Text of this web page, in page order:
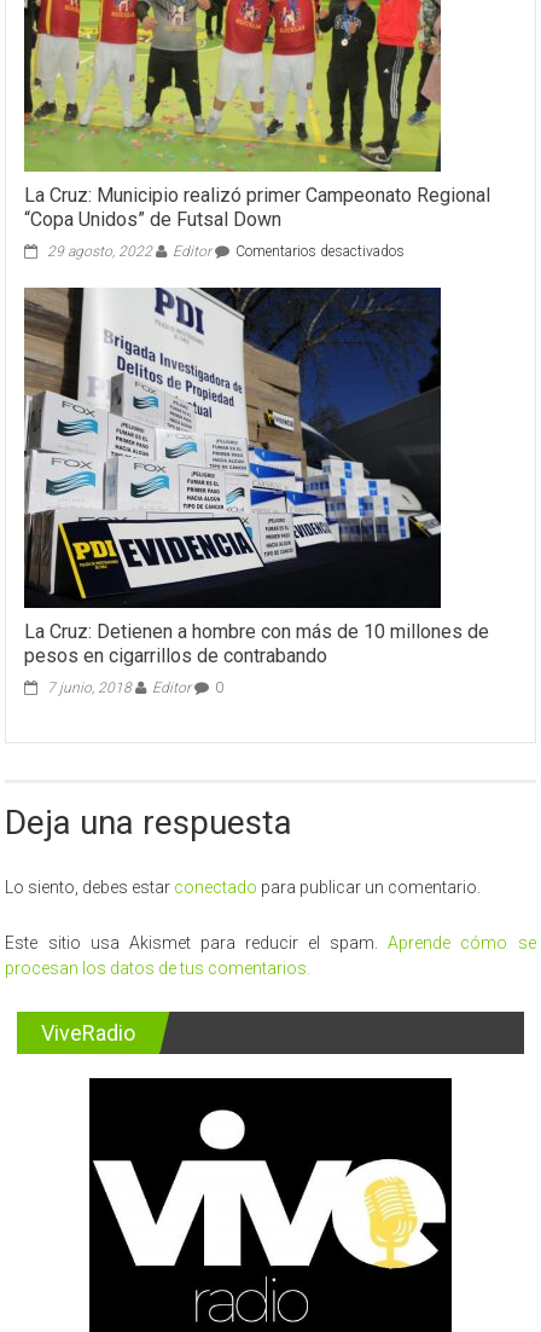
La Cruz: Municipio realizó primer Campeonato Regional
“Copa Unidos” de Futsal Down
29 agosto, 2022 Editor Comentarios desactivados
Municipio
realizó
primer
Campeonato
Regional
Futsal
Down
La Cruz: Detienen a hombre con más de 10 millones de
pesos en cigarrillos de contrabando
7 junio, 2018 Editor 0
Deja una respuesta
Lo siento, debes estar conectado para publicar un comentario.
Este sitio usa Akismet para reducir el spam.Aprende cómo se
procesan los datos de tus comentarios.
ViveRadio